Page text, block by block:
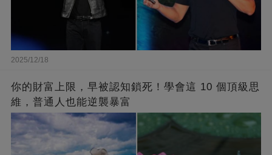
2025/12/18
你的財富上限，早被認知鎖死！學會這 10 個頂級思
維，普通人也能逆襲暴富